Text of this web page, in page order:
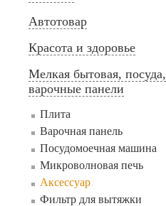
Автотовар
Красота и здоровье
Мелкая бытовая, посуда,
варочные панели
Плита
Варочная панель
Посудомоечная машина
Микроволновая печь
Аксессуар
Фильтр для вытяжки